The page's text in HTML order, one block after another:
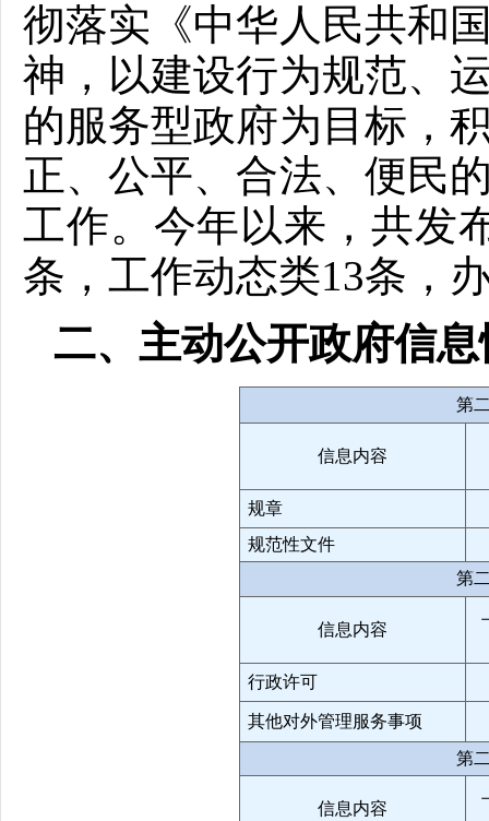
彻落实《中华人民共和
神，以建设行为规范、
的服务型政府为目标，
正、公平、合法、便民
工作。今年以来，共发
条，工作动态类13条，
二、主动公开政府信
第
信息内容
规章
规范性文件
第
信息内容
行政许可
其他对外管理服务事项
第
信息内容